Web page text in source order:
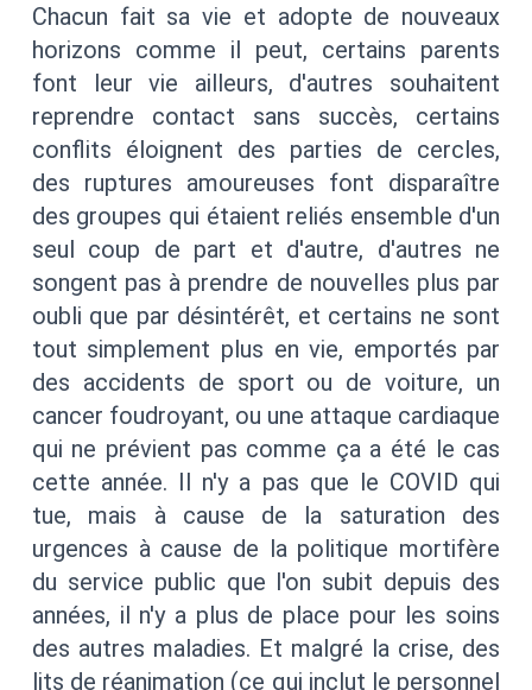
Chacun fait sa vie et adopte de nouveaux
horizons comme il peut, certains parents
font leur vie ailleurs, d'autres souhaitent
reprendre contact sans succès, certains
conflits éloignent des parties de cercles,
des ruptures amoureuses font disparaître
des groupes qui étaient reliés ensemble d'un
seul coup de part et d'autre, d'autres ne
songent pas à prendre de nouvelles plus par
oubli que par désintérêt, et certains ne sont
tout simplement plus en vie, emportés par
des accidents de sport ou de voiture, un
cancer foudroyant, ou une attaque cardiaque
qui ne prévient pas comme ça a été le cas
cette année. Il n'y a pas que le COVID qui
tue, mais à cause de la saturation des
urgences à cause de la politique mortifère
du service public que l'on subit depuis des
années, il n'y a plus de place pour les soins
des autres maladies. Et malgré la crise, des
lits de réanimation (ce qui inclut le personnel